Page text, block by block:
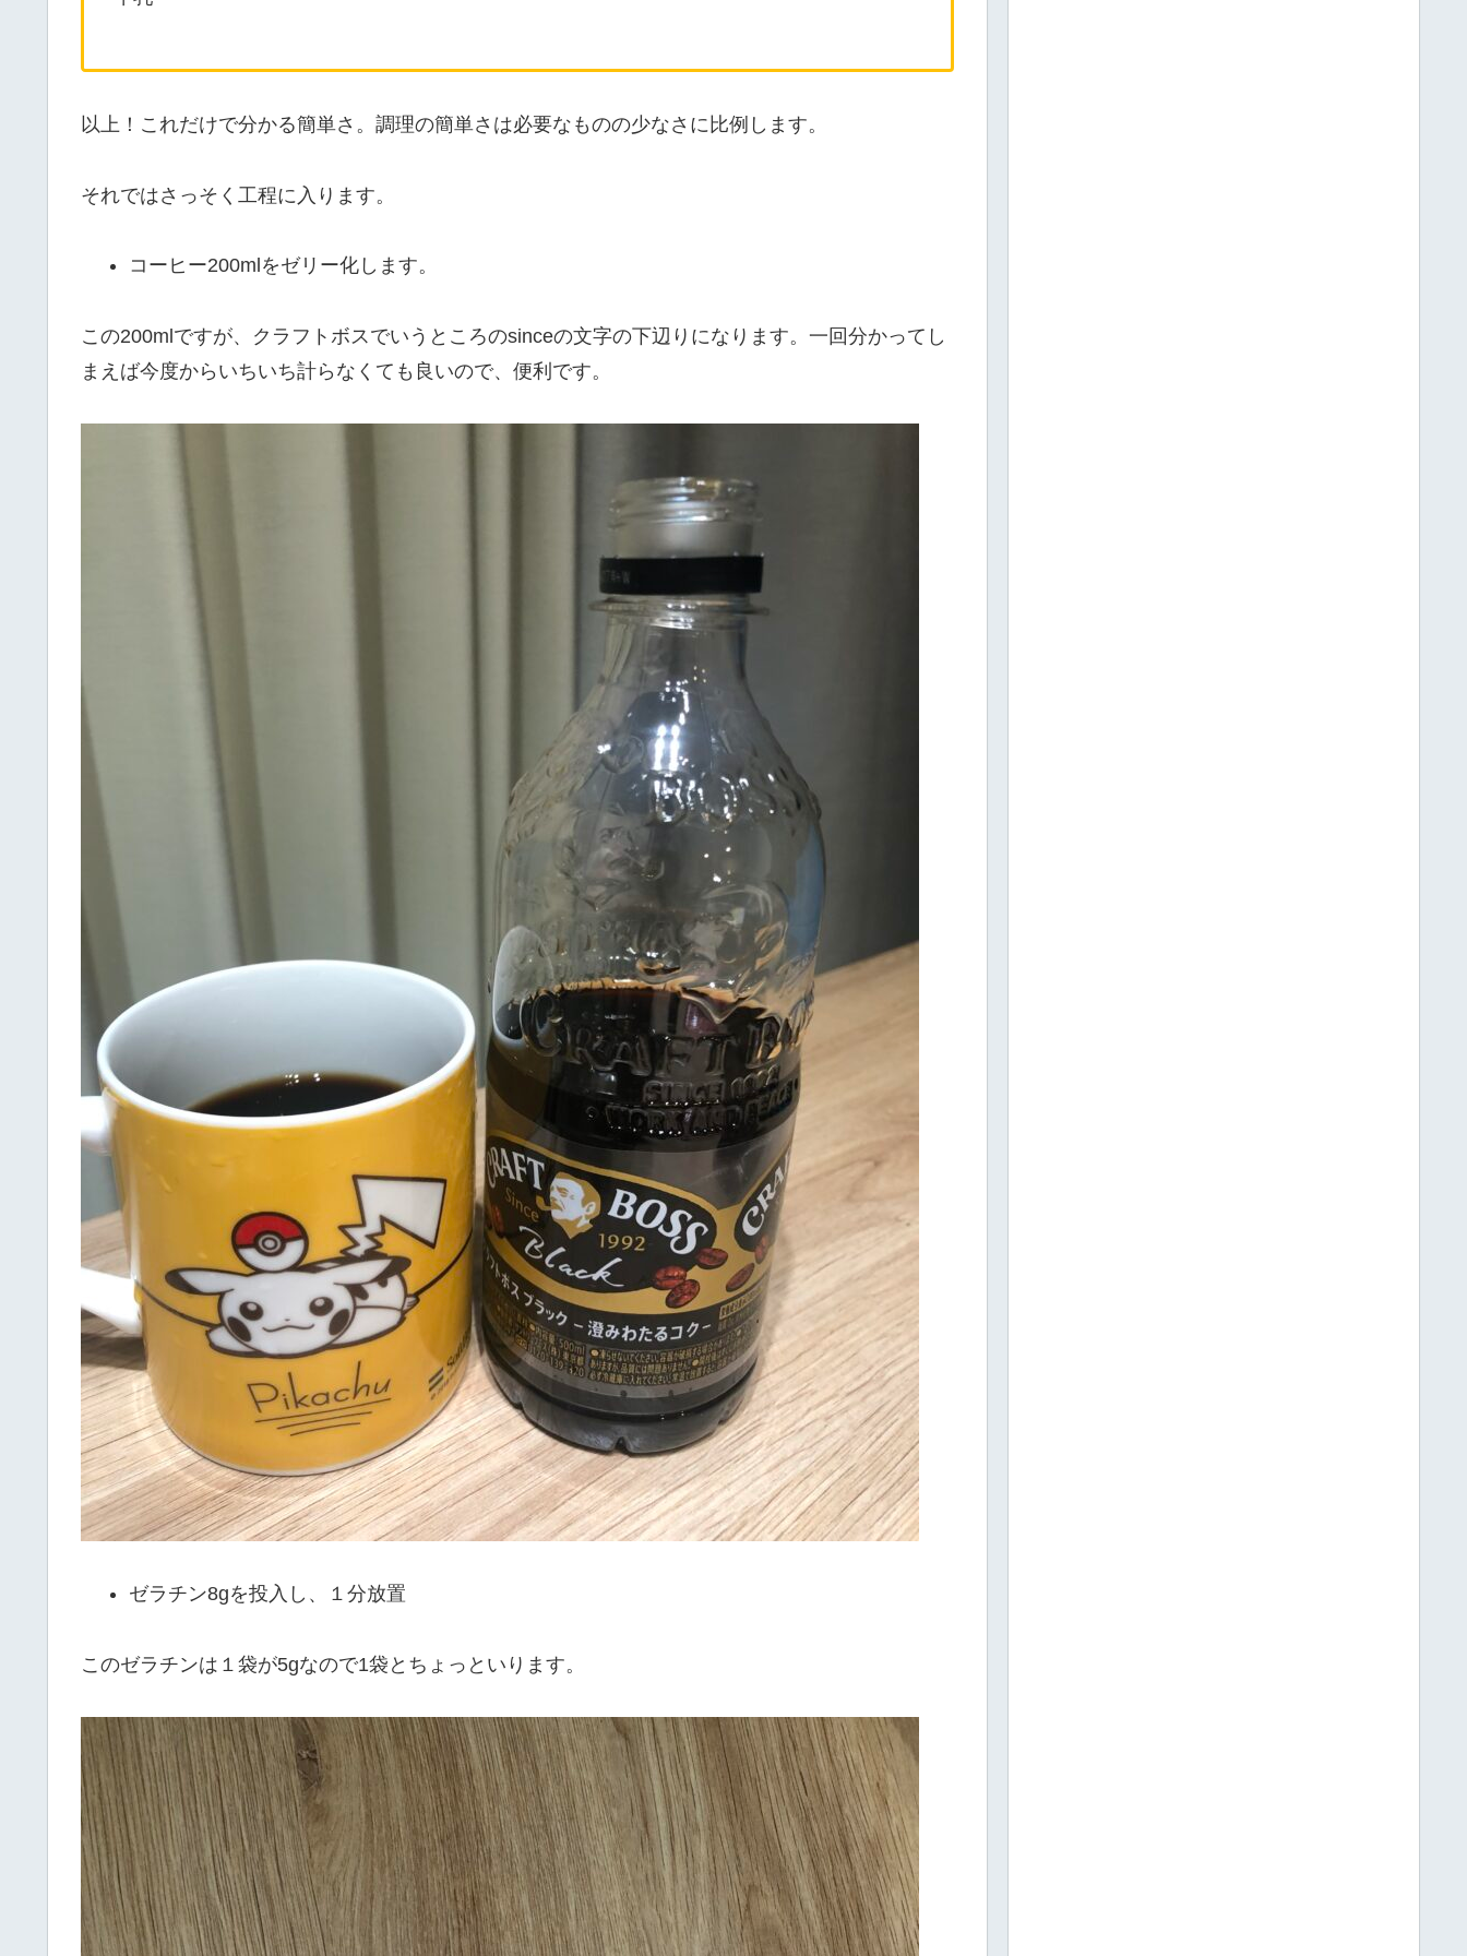
以上！これだけで分かる簡単さ。調理の簡単さは必要なものの少なさに比例します。
それではさっそく工程に入ります。
コーヒー200mlをゼリー化します。
この200mlですが、クラフトボスでいうところのsinceの文字の下辺りになります。一回分かってし
まえば今度からいちいち計らなくても良いので、便利です。
ゼラチン8gを投入し、１分放置
このゼラチンは１袋が5gなので1袋とちょっといります。